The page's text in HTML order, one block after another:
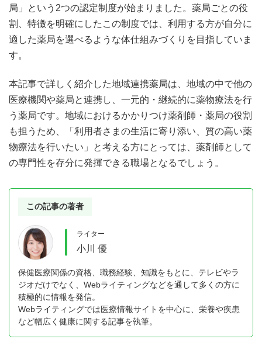
局」という2つの認定制度が始まりました。薬局ごとの役
割、特徴を明確にしたこの制度では、利用する方が自分に
適した薬局を選べるような体仕組みづくりを目指していま
す。
本記事で詳しく紹介した地域連携薬局は、地域の中で他の
医療機関や薬局と連携し、一元的・継続的に薬物療法を行
う薬局です。地域におけるかかりつけ薬剤師・薬局の役割
も担うため、「利用者さまの生活に寄り添い、質の高い薬
物療法を行いたい」と考える方にとっては、薬剤師として
の専門性を存分に発揮できる職場となるでしょう。
この記事の著者
ライター
小川 優
保健医療関係の資格、職務経験、知識をもとに、テレビやラ
ジオだけでなく、Webライティングなどを通して多くの方に
積極的に情報を発信。
Webライティングでは医療情報サイトを中心に、栄養や疾患
など幅広く健康に関する記事を執筆。